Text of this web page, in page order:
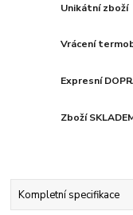
Unikátní zboží
Vrácení
Expresní
Zboží
Kompletní specifikace